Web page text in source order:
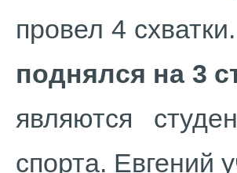
провел 4
поднялся на 3
являются
спорта. Евгений